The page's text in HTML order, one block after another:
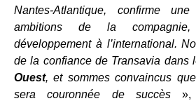
Nantes-Atlantique, confirme
ambitions de la
développement à l’international.
de la confiance de Transavia dans
Ouest, et sommes convaincus
sera couronnée de succès»,